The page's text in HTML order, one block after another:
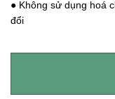
● Không sử dụng hoá
đổi